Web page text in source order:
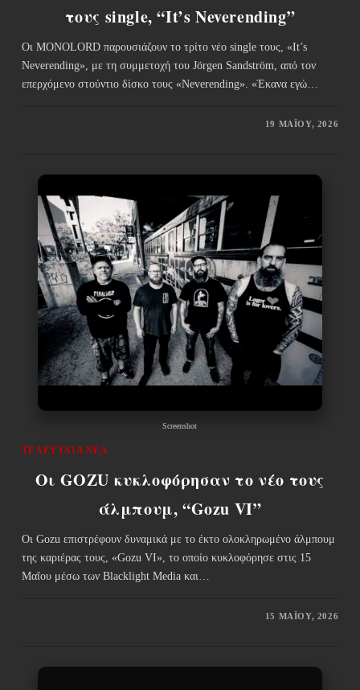
τους single, “It’s Neverending”
Οι MONOLORD παρουσιάζουν το τρίτο νέο single τους, «It’s
Neverending», με τη συμμετοχή του Jörgen Sandström, από τον
επερχόμενο στούντιο δίσκο τους «Neverending». «Έκανα εγώ…
19 ΜΑΪ́ΟΥ, 2026
Screenshot
ΤΕΛΕΥΤΑΊΑ ΝΈΑ
Οι GOZU κυκλοφόρησαν το νέο τους
άλμπουμ, “Gozu VI”
Οι Gozu επιστρέφουν δυναμικά με το έκτο ολοκληρωμένο άλμπουμ
της καριέρας τους, «Gozu VI», το οποίο κυκλοφόρησε στις 15
Μαΐου μέσω των Blacklight Media και…
15 ΜΑΪ́ΟΥ, 2026